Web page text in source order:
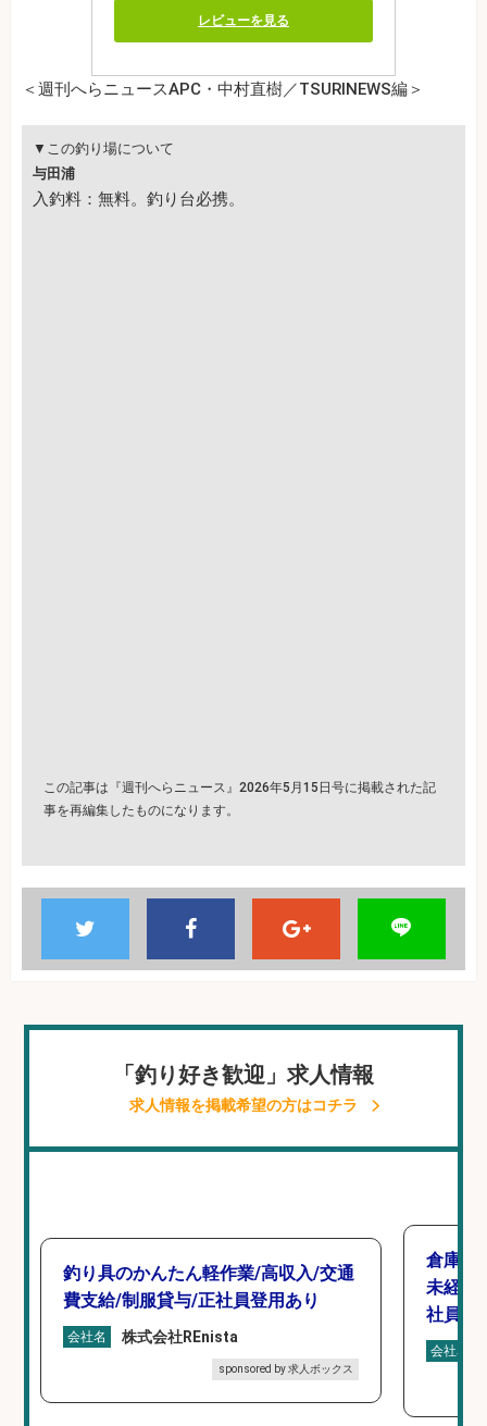
レビューを見る
＜週刊へらニュースAPC・中村直樹／TSURINEWS編＞
▼この釣り場について
与田浦
入釣料：無料。釣り台必携。
この記事は『週刊へらニュース』2026年5月15日号に掲載された記
事を再編集したものになります。
「釣り好き歓迎」求人情報
求人情報を掲載希望の方はコチラ
釣り具のかんたん軽作業/高収入/交通
費支給/制服貸与/正社員登用あり
会社名 株式会社REnista
sponsored by 求人ボックス
倉庫で
未経験
社員登
会社名